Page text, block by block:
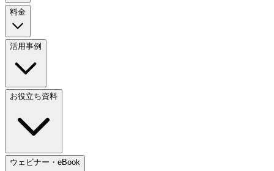
料金
活用事例
お役立ち資料
ウェビナー・eBook